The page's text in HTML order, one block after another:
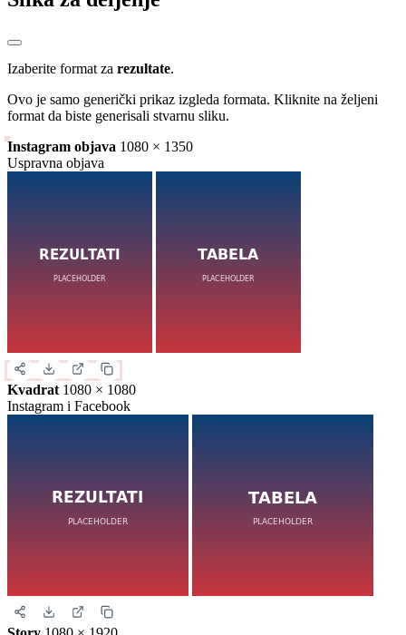
Izaberite format za rezultate.
Ovo je samo generički prikaz izgleda formata. Kliknite na željeni
format da biste generisali stvarnu sliku.
Instagram objava 1080 × 1350
Uspravna objava
Kvadrat 1080 × 1080
Instagram i Facebook